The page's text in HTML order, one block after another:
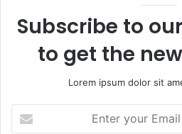
Subscribe to
to get the
Lorem ipsum dolor sit
your